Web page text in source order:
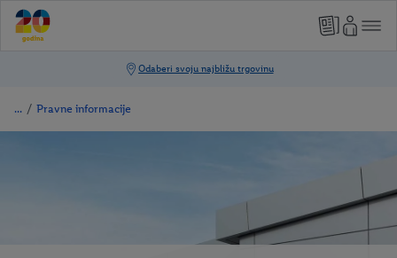
/ Pravne informacije